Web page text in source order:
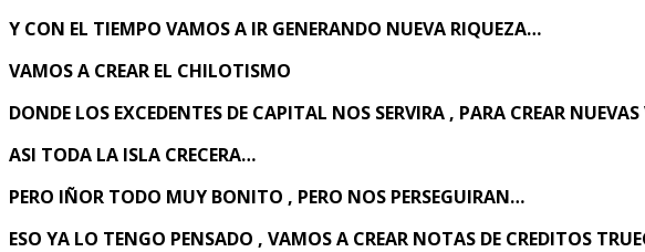
Y CON EL TIEMPO VAMOS A IR GENERANDO NUEVA RIQUEZA…
VAMOS A CREAR EL CHILOTISMO
DONDE LOS EXCEDENTES DE CAPITAL NOS SERVIRA , PARA CREAR
ASI TODA LA ISLA CRECERA…
PERO IÑOR TODO MUY BONITO , PERO NOS PERSEGUIRAN…
ESO YA LO TENGO PENSADO , VAMOS A CREAR NOTAS DE CREDITOS